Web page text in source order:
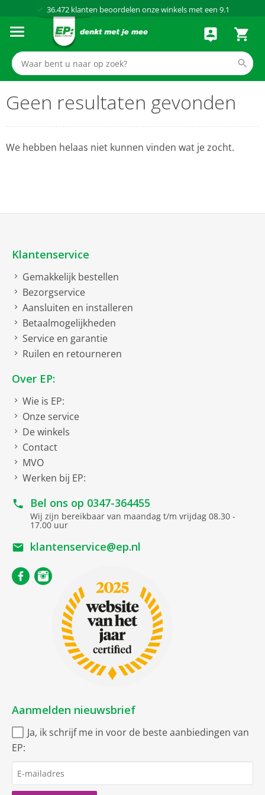
36.472 klanten beoordelen onze winkels met een 9.1
Al meer dan
dé elektronicaspecialist
Achteraf betalen via Klarna
Geen resultaten gevonden
We hebben helaas niet kunnen vinden wat je zocht.
Klantenservice
Gemakkelijk bestellen
Bezorgservice
Aansluiten en installeren
Betaalmogelijkheden
Service en garantie
Ruilen en retourneren
Over EP:
Wie is EP:
Onze service
De winkels
Contact
MVO
Werken bij EP:
Bel ons op 0347-364455
Wij zijn bereikbaar van maandag t/m vrijdag 08.30 -
17.00 uur
klantenservice@ep.nl
Aanmelden nieuwsbrief
Ja, ik schrijf me in voor de beste aanbiedingen van
EP: